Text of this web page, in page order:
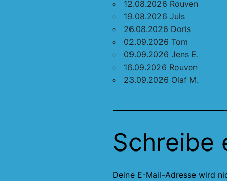
12.08.2026 Rouven
19.08.2026 Juls
26.08.2026 Doris
02.09.2026 Tom
09.09.2026 Jens E.
16.09.2026 Rouven
23.09.2026 Olaf M.
Schreibe
Deine E-Mail-Adresse wird